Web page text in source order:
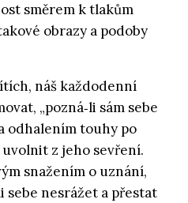
směrem k tlakům
obrazy a podoby
náš každodenní
„pozná‑li sám sebe
odhalením touhy po
z jeho sevření.
snažením o uznání,
sebe nesrážet a přestat